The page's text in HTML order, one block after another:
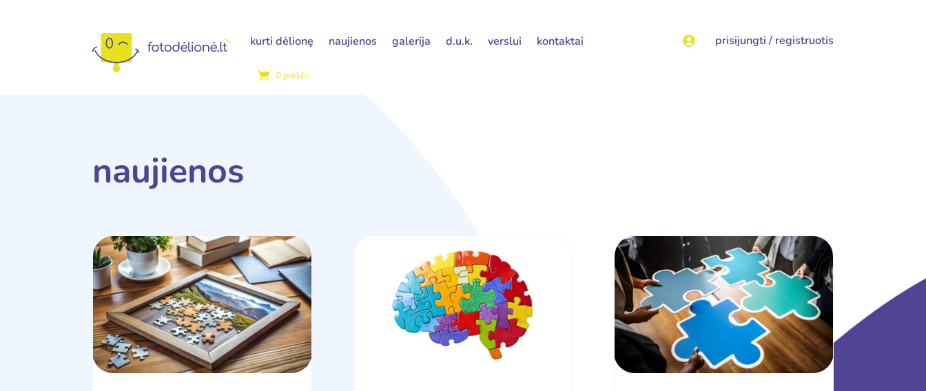
kurti dėlionę naujienos galerija d.u.k. verslui kontaktai
0 prekės
 prisijungti / registruotis
naujienos